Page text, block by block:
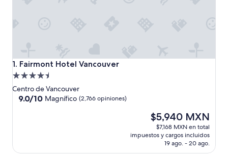
1. Fairmont Hotel Vancouver
Fairmont Hotel Vancouver
Propiedad
de
4.5
Centro de Vancouver
9.0
9.0/10 Magnífico (2,766 opiniones)
El
precio
actual
de
$5,940 MXN
$7,168 MXN en total
impuestos y cargos incluidos
19 ago. - 20 ago.